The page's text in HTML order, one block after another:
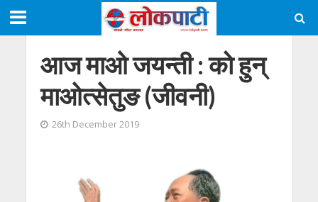
आज माओ जयन्ती : को हुन्
माओत्सेतुङ (जीवनी)
26th December 2019